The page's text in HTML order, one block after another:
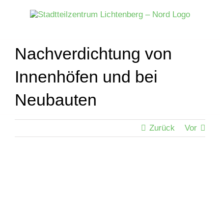
Nachverdichtung von
Innenhöfen und bei
Neubauten
Zurück Vor